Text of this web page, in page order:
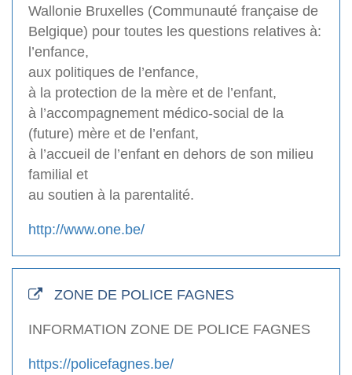
Wallonie Bruxelles (Communauté française de
Belgique) pour toutes les questions relatives à:
l’enfance,
aux politiques de l’enfance,
à la protection de la mère et de l’enfant,
à l’accompagnement médico-social de la
(future) mère et de l’enfant,
à l’accueil de l’enfant en dehors de son milieu
familial et
au soutien à la parentalité.
http://www.one.be/
ZONE DE POLICE FAGNES
INFORMATION ZONE DE POLICE FAGNES
https://policefagnes.be/